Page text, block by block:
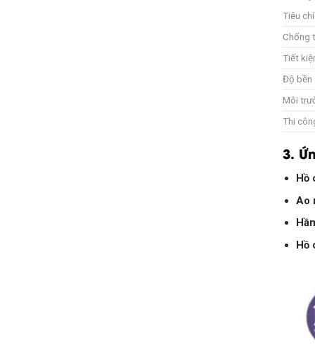
Tiêu chí
Chống
Tiết
Độ bền
Môi
Thi
3.
Hồ
Ao
Hồ